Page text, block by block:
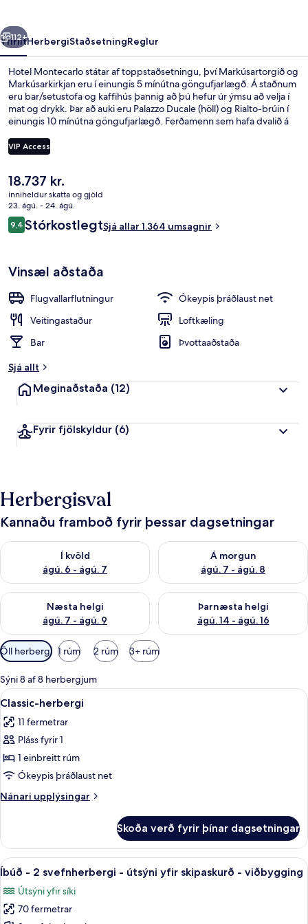
Næsta
112+
YfirlitHerbergiStaðsetningReglur
Hotel Montecarlo státar af toppstaðsetningu, því Markúsartorgið og
Markúsarkirkjan eru í einungis 5 mínútna göngufjarlægð. Á staðnum
eru bar/setustofa og kaffihús þannig að þú hefur úr ýmsu að velja í
mat og drykk. Þar að auki eru Palazzo Ducale (höll) og Rialto-brúin í
einungis 10 mínútna göngufjarlægð. Ferðamenn sem hafa dvalið á
sem sérstaka kosti eru hjálpsamt starfsfólk og gæði miðað við verð.
VIP Access
Núverandi
verð
er
18.737 kr.
18.737 kr.
inniheldur skatta og gjöld
23. ágú. - 24. ágú.
Umsagnir
9,49,4 af 10
StórkostlegtSjá allar 1.364 umsagnir
Vinsæl aðstaða
Flugvallarflutningur
Ókeypis þráðlaust net
Veitingastaður
Loftkæling
Bar
Þvottaaðstaða
Sjá allt
Meginaðstaða (12)
Fyrir fjölskyldur (6)
Herbergisval
Kannaðu framboð fyrir þessar dagsetningar
Í kvöld
ágú. 6 - ágú. 7
Athuga framboð í kvöld ágú. 6 - ágú. 7
Á morgun
ágú. 7 - ágú. 8
Athuga framboð á morgun
Næsta helgi
ágú. 7 - ágú. 9
Athuga framboð næstu helgi ágú. 7 - ágú. 9
Þarnæsta helgi
ágú. 14 - ágú. 16
Athuga framboð þarnæstu
Síur
í
boði
fyrir
herbergi
Öll herbergi 1 rúm 2 rúm 3+ rúm
Sýni 8 af 8 herbergjum
Skoða
allar
myndir
fyrir
Classic-
herbergi
Ofnæmisprófaður sængurfatnaður,
9
Classic-herbergi
11 fermetrar
Pláss fyrir 1
1 einbreitt rúm
Ókeypis þráðlaust net
Nánari upplýsingar
Nánari
herbergi
Skoða verð fyrir þínar dagsetningar
Skoða
allar
myndir
fyrir
21
Íbúð - 2 svefnherbergi - útsýni yfir skipaskurð - viðbygging
Útsýni yfir síki
70 fermetrar